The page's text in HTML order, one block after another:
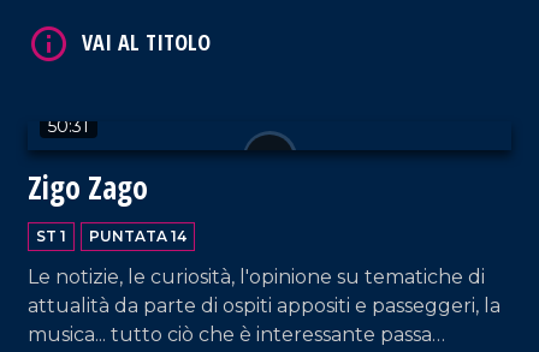
50:31
Zigo Zago
ST 1 PUNTATA 14
Le notizie, le curiosità, l'opinione su tematiche di
attualità da parte di ospiti appositi e passeggeri, la
musica... tutto ciò che è interessante passa
VAI AL TITOLO